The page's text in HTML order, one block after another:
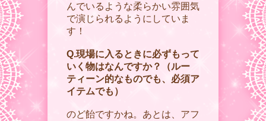
んでいるような柔らかい雰囲気
で演じられるようにしていま
す！
Q.現場に入るときに必ずもって
いく物はなんですか？（ルー
ティーン的なものでも、必須ア
イテムでも）
のど飴ですかね。あとは、アフ